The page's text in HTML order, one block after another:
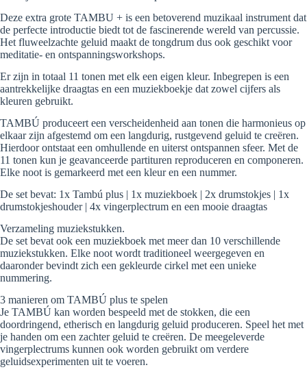
Deze extra grote TAMBU + is een betoverend muzikaal instrument dat
de perfecte introductie biedt tot de fascinerende wereld van percussie.
Het fluweelzachte geluid maakt de tongdrum dus ook geschikt voor
meditatie- en ontspanningsworkshops.
Er zijn in totaal 11 tonen met elk een eigen kleur. Inbegrepen is een
aantrekkelijke draagtas en een muziekboekje dat zowel cijfers als
kleuren gebruikt.
TAMBÚ produceert een verscheidenheid aan tonen die harmonieus op
elkaar zijn afgestemd om een ​​langdurig, rustgevend geluid te creëren.
Hierdoor ontstaat een omhullende en uiterst ontspannen sfeer. Met de
11 tonen kun je geavanceerde partituren reproduceren en componeren.
Elke noot is gemarkeerd met een kleur en een nummer.
De set bevat: 1x Tambú plus | 1x muziekboek | 2x drumstokjes | 1x
drumstokjeshouder | 4x vingerplectrum en een mooie draagtas
Verzameling muziekstukken.
De set bevat ook een muziekboek met meer dan 10 verschillende
muziekstukken. Elke noot wordt traditioneel weergegeven en
daaronder bevindt zich een gekleurde cirkel met een unieke
nummering.
3 manieren om TAMBÚ plus te spelen
Je TAMBÚ kan worden bespeeld met de stokken, die een
doordringend, etherisch en langdurig geluid produceren. Speel het met
je handen om een ​​zachter geluid te creëren. De meegeleverde
vingerplectrums kunnen ook worden gebruikt om verdere
geluidsexperimenten uit te voeren.